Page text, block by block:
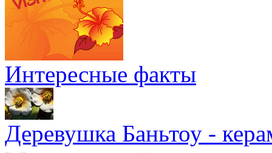
Интересные факты
Деревушка Баньтоу -